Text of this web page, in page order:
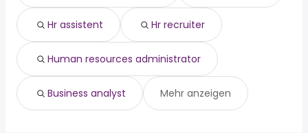
Hr assistent Hr recruiter
Human resources administrator
Business analyst Mehr anzeigen